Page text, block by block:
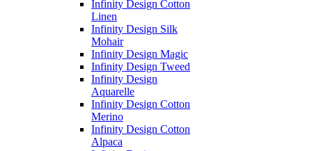
Infinity Design Cotton
Linen
Infinity Design Silk
Mohair
Infinity Design Magic
Infinity Design Tweed
Infinity Design
Aquarelle
Infinity Design Cotton
Merino
Infinity Design Cotton
Alpaca